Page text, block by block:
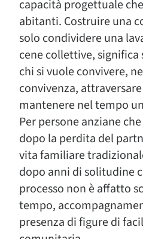
capacità progettuale
abitanti. Costruire una
solo condividere una
cene collettive, significa
chi si vuole convivere,
convivenza,
mantenere nel tempo
Per persone anziane
dopo la perdita del
vita familiare
dopo anni di solitudine
processo non è affatto
tempo,
presenza di figure di